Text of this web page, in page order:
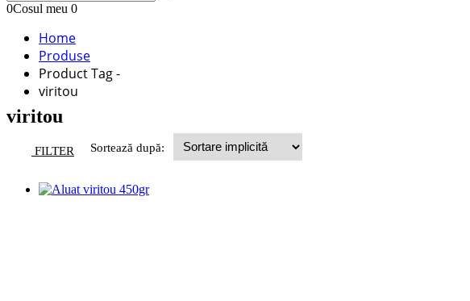
0Cosul meu 0
Home
Produse
Product Tag -
viritou
viritou
FILTER Sortează după: